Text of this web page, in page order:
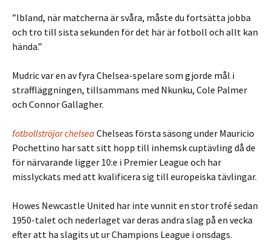
”Ibland, när matcherna är svåra, måste du fortsätta jobba
och tro till sista sekunden för det här är fotboll och allt kan
hända.”
Mudric var en av fyra Chelsea-spelare som gjorde mål i
straffläggningen, tillsammans med Nkunku, Cole Palmer
och Connor Gallagher.
fotbollströjor chelsea Chelseas första säsong under Mauricio
Pochettino har satt sitt hopp till inhemsk cuptävling då de
för närvarande ligger 10:e i Premier League och har
misslyckats med att kvalificera sig till europeiska tävlingar.
Howes Newcastle United har inte vunnit en stor trofé sedan
1950-talet och nederlaget var deras andra slag på en vecka
efter att ha slagits ut ur Champions League i onsdags.